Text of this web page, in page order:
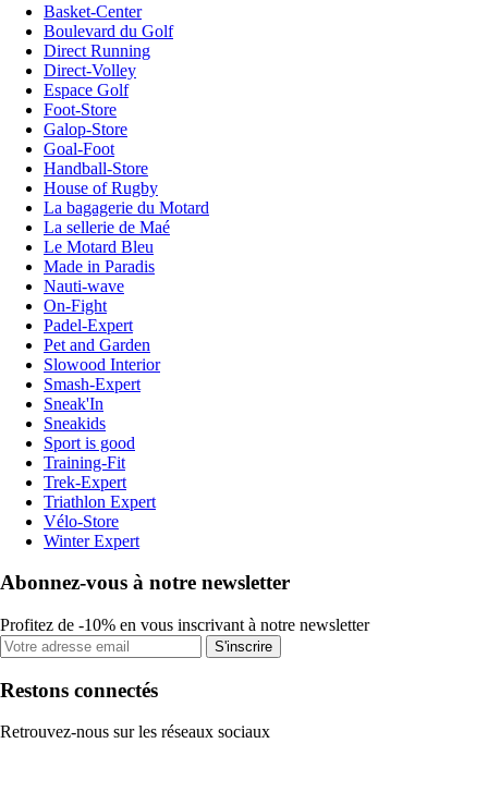
Basket-Center
Boulevard du Golf
Direct Running
Direct-Volley
Espace Golf
Foot-Store
Galop-Store
Goal-Foot
Handball-Store
House of Rugby
La bagagerie du Motard
La sellerie de Maé
Le Motard Bleu
Made in Paradis
Nauti-wave
On-Fight
Padel-Expert
Pet and Garden
Slowood Interior
Smash-Expert
Sneak'In
Sneakids
Sport is good
Training-Fit
Trek-Expert
Triathlon Expert
Vélo-Store
Winter Expert
Abonnez-vous à notre newsletter
Profitez de -10% en vous inscrivant à notre newsletter
S'inscrire
Restons connectés
Retrouvez-nous sur les réseaux sociaux